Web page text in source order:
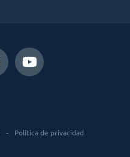
Política de privacidad